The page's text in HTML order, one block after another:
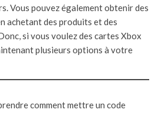
Vous pouvez également obtenir des
achetant des produits et des
si vous voulez des cartes Xbox
plusieurs options à votre
comment mettre un code